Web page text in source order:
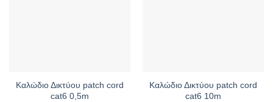
Καλώδιο Δικτύου patch cord
cat6 0,5m
Καλώδιο Δικτύου patch cord
cat6 10m